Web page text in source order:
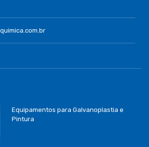
Equipamentos para Galvanoplastia e
Pintura